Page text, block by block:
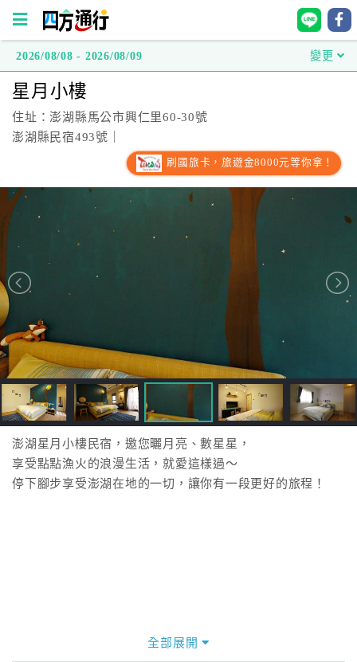
方
通
行
房
直
接
跟
飯
店
訂
房
HOT
2026/08/08 - 2026/08/09 變更
星月小樓
住址：澎湖縣馬公市興仁里60-30號
澎湖縣民宿493號｜
刷國旅卡，旅遊金8000元等你拿！
澎湖星月小樓民宿，邀您曬月亮、數星星，
享受點點漁火的浪漫生活，就愛這樣過～
停下腳步享受澎湖在地的一切，讓你有一段更好的旅程！
全部展開